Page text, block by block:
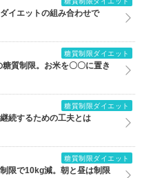
イエットの組み合わせで
糖質制限ダイエット
質制限。お米を〇〇に置き
糖質制限ダイエット
続するための工夫とは
糖質制限ダイエット
限で10kg減。朝と昼は制限